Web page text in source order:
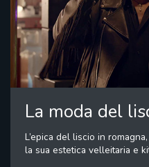
La moda del
L’epica del liscio in
la sua estetica velleitaria e